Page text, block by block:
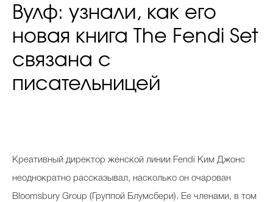
Вулф: узнали, как его
новая книга The Fendi Set
связана с
писательницей
Креативный директор женской линии Fendi Ким Джонс
неоднократно рассказывал, насколько он очарован
Bloomsbury Group (Группой Блумсбери). Ее членами, в том